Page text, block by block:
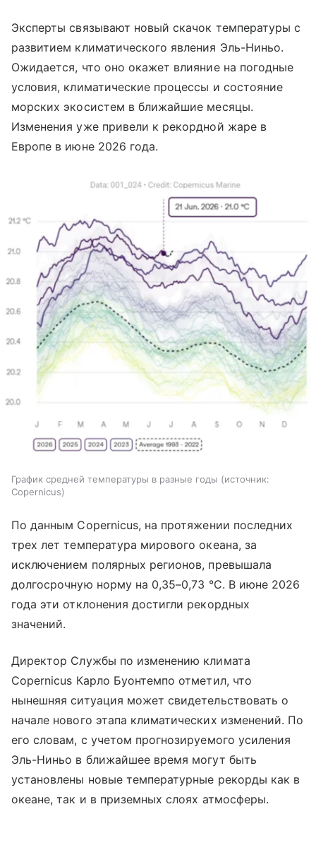
Эксперты связывают новый скачок температуры с
развитием климатического явления Эль-Ниньо.
Ожидается, что оно окажет влияние на погодные
условия, климатические процессы и состояние
морских экосистем в ближайшие месяцы.
Изменения уже привели к рекордной жаре в
Европе в июне 2026 года.
График средней температуры в разные годы
источник:
Copernicus
По данным Copernicus, на протяжении последних
трех лет температура мирового океана, за
исключением полярных регионов, превышала
долгосрочную норму на 0,35–0,73 °C. В июне 2026
года эти отклонения достигли рекордных
значений.
Директор Службы по изменению климата
Copernicus Карло Буонтемпо отметил, что
нынешняя ситуация может свидетельствовать о
начале нового этапа климатических изменений. По
его словам, с учетом прогнозируемого усиления
Эль-Ниньо в ближайшее время могут быть
установлены новые температурные рекорды как в
океане, так и в приземных слоях атмосферы.